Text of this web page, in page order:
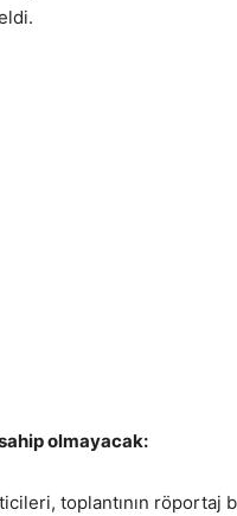
olmayacak:
toplantının